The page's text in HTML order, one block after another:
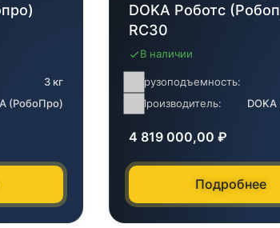
3 кг
(РобоПро)
DOKA Роботс
RC30
В наличии
Грузоподъемность:
Производитель:
4 819 000,00₽
Подробнее